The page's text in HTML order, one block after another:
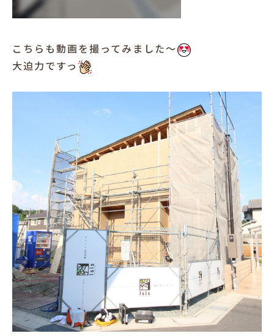
こちらも動画を撮ってみました～
大迫力ですっ